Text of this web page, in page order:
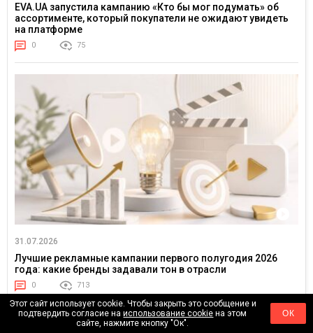
EVA.UA запустила кампанию «Кто бы мог подумать» об
ассортименте, который покупатели не ожидают увидеть
на платформе
0 75
31.07.2026
Лучшие рекламные кампании первого полугодия 2026
года: какие бренды задавали тон в отрасли
0 713
Этот сайт использует cookie. Чтобы закрыть это сообщение и
подтвердить согласие наиспользование cookie на этом
сайте, нажмите кнопку "Ок".
ОК